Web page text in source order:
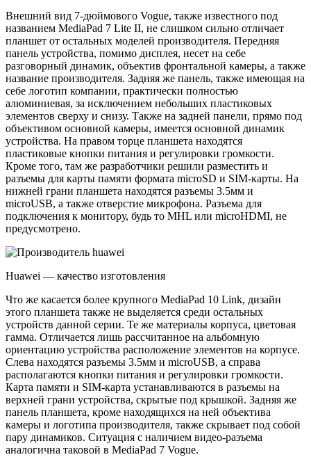
Внешний вид 7-дюймового Vogue, также известного под
названием MediaPad 7 Lite II, не слишком сильно отличает
планшет от остальных моделей производителя. Передняя
панель устройства, помимо дисплея, несет на себе
разговорный динамик, объектив фронтальной камеры, а также
название производителя. Задняя же панель, также имеющая на
себе логотип компании, практически полностью
алюминиевая, за исключением небольших пластиковых
элементов сверху и снизу. Также на задней панели, прямо под
объективом основной камеры, имеется основной динамик
устройства. На правом торце планшета находятся
пластиковые кнопки питания и регулировки громкости.
Кроме того, там же разработчики решили разместить и
разъемы для карты памяти формата microSD и SIM-карты. На
нижней грани планшета находятся разъемы 3.5мм и
microUSB, а также отверстие микрофона. Разъема для
подключения к монитору, будь то MHL или microHDMI, не
предусмотрено.
Huawei — качество изготовления
Что же касается более крупного MediaPad 10 Link, дизайн
этого планшета также не выделяется среди остальных
устройств данной серии. Те же материалы корпуса, цветовая
гамма. Отличается лишь рассчитанное на альбомную
ориентацию устройства расположение элементов на корпусе.
Слева находятся разъемы 3.5мм и microUSB, а справа
располагаются кнопки питания и регулировки громкости.
Карта памяти и SIM-карта устанавливаются в разъемы на
верхней грани устройства, скрытые под крышкой. Задняя же
панель планшета, кроме находящихся на ней объектива
камеры и логотипа производителя, также скрывает под собой
пару динамиков. Ситуация с наличием видео-разъема
аналогична таковой в MediaPad 7 Vogue.